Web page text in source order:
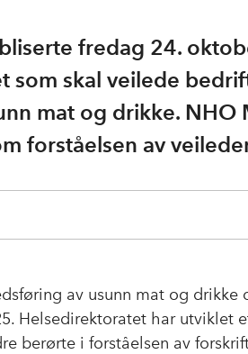
fredag 24.
som skal veilede
mat og drikke. NHO
forståelsen av
av usunn mat og drikke
Helsedirektoratet har utviklet
berørte i forståelsen av